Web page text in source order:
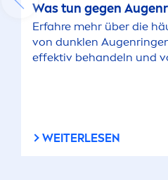
Was tun gegen
Erfahre mehr über die
von dunklen
effektiv behandeln und
WEITERLESEN